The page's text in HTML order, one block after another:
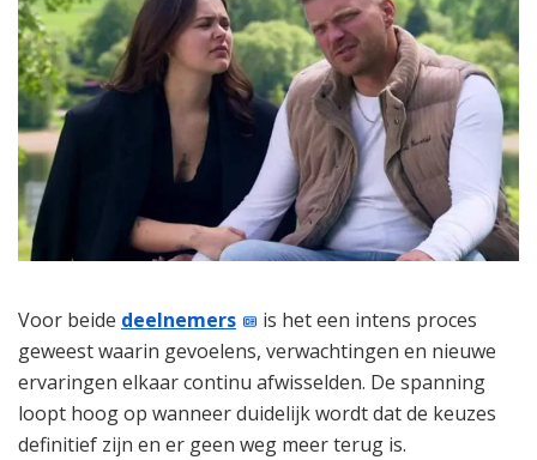
Voor beide deelnemers
is het een intens proces
geweest waarin gevoelens, verwachtingen en nieuwe
ervaringen elkaar continu afwisselden. De spanning
loopt hoog op wanneer duidelijk wordt dat de keuzes
definitief zijn en er geen weg meer terug is.